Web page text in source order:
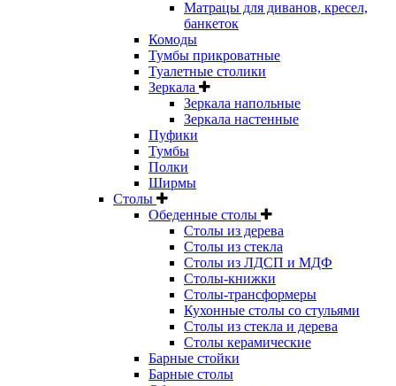
Матрацы для диванов, кресел,
банкеток
Комоды
Тумбы прикроватные
Туалетные столики
Зеркала
Зеркала напольные
Зеркала настенные
Пуфики
Тумбы
Полки
Ширмы
Столы
Обеденные столы
Столы из дерева
Столы из стекла
Столы из ЛДСП и МДФ
Столы-книжки
Столы-трансформеры
Кухонные столы со стульями
Столы из стекла и дерева
Столы керамические
Барные стойки
Барные столы